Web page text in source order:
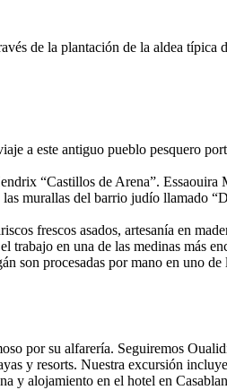
de la plantación de la aldea
a este antiguo pueblo pesquero
“Castillos de Arena”. Essaouira
murallas del barrio judío llamado
frescos asados, artesanía en
trabajo en una de las medinas más
son procesadas por mano en uno
por su alfarería. Seguiremos
y resorts. Nuestra excursión
y alojamiento en el hotel en